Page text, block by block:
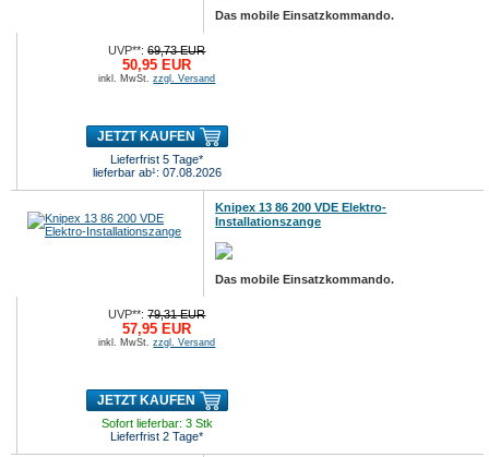
Das mobile Einsatzkommando.
UVP**:69,73 EUR
50,95 EUR
inkl. MwSt.zzgl. Versand
JETZT KAUFEN
Lieferfrist 5 Tage*
lieferbar ab¹: 07.08.2026
Knipex 13 86 200 VDE Elektro-
Installationszange
Das mobile Einsatzkommando.
UVP**:79,31 EUR
57,95 EUR
inkl. MwSt.zzgl. Versand
JETZT KAUFEN
Sofort lieferbar: 3 Stk
Lieferfrist 2 Tage*